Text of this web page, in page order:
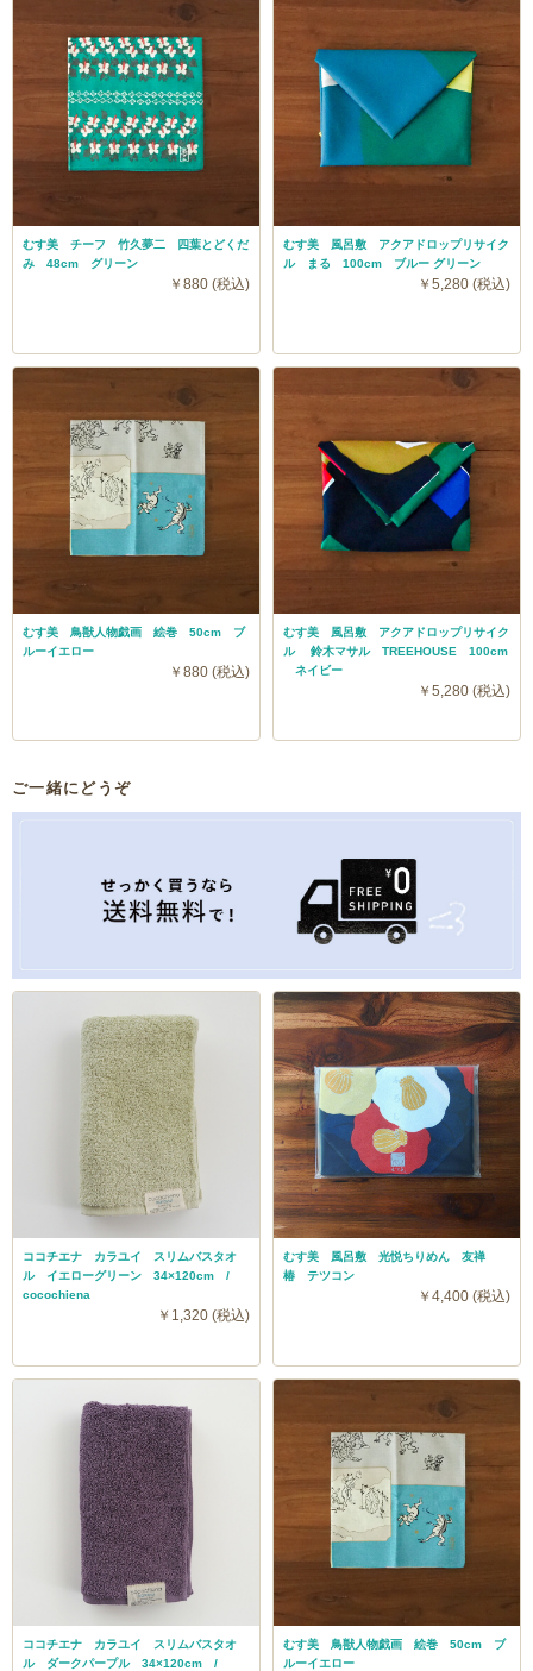
むす美 チーフ 竹久夢二 四葉とどくだ
み 48cm グリーン
￥880 (税込)
むす美 風呂敷 アクアドロップリサイク
ル まる 100cm ブルー グリーン
￥5,280 (税込)
むす美 鳥獣人物戯画 絵巻 50cm ブ
ルーイエロー
￥880 (税込)
むす美 風呂敷 アクアドロップリサイク
ル 鈴木マサル TREEHOUSE 100cm
ネイビー
￥5,280 (税込)
ご一緒にどうぞ
ココチエナ カラユイ スリムバスタオ
ル イエローグリーン 34×120cm /
cocochiena
￥1,320 (税込)
むす美 風呂敷 光悦ちりめん 友禅
椿 テツコン
￥4,400 (税込)
ココチエナ カラユイ スリムバスタオ
ル ダークパープル 34×120cm /
むす美 鳥獣人物戯画 絵巻 50cm ブ
ルーイエロー